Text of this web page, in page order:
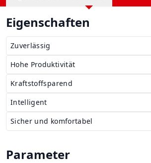
Eigenschaften
Zuverlässig
Hohe Produktivität
Kraftstoffsparend
Intelligent
Sicher und komfortabel
Parameter